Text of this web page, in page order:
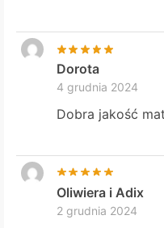
Dorota
4 grudnia 2024
Dobra jakość
Oliwiera i Adix
2 grudnia 2024